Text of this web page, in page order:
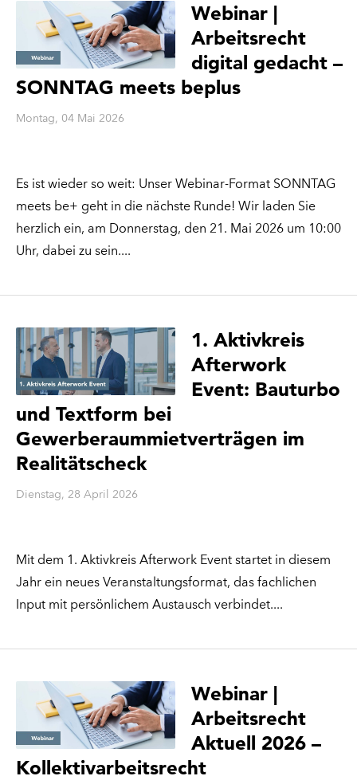
Webinar |
Arbeitsrecht
digital gedacht –
SONNTAG meets beplus
Montag, 04 Mai 2026
Es ist wieder so weit: Unser Webinar-Format SONNTAG
meets be+ geht in die nächste Runde! Wir laden Sie
herzlich ein, am Donnerstag, den 21. Mai 2026 um 10:00
Uhr, dabei zu sein.
1. Aktivkreis
Afterwork
Event: Bauturbo
und Textform bei
Gewerberaummietverträgen im
Realitätscheck
Dienstag, 28 April 2026
Mit dem 1. Aktivkreis Afterwork Event startet in diesem
Jahr ein neues Veranstaltungsformat, das fachlichen
Input mit persönlichem Austausch verbindet.
Webinar |
Arbeitsrecht
Aktuell 2026 –
Kollektivarbeitsrecht